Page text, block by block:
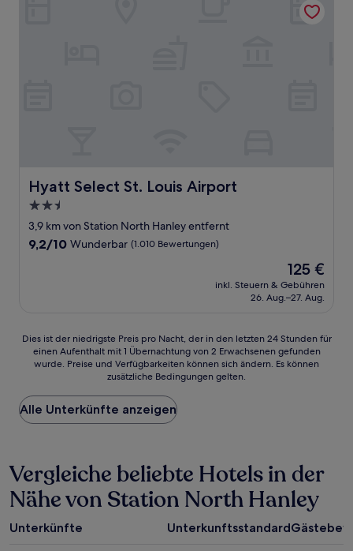
Hyatt Select St. Louis Airport
Hyatt Select St. Louis Airport
2.5-
Sterne-
Unterkunft
3,9 km von Station North Hanley entfernt
9.2
9,2/10 Wunderbar (1.010 Bewertungen)
Der
Preis
beträgt
125 €
inkl. Steuern & Gebühren
26. Aug.–27. Aug.
Dies
der
Preis
pro
Nacht,
den
letzten
24 Stunden
für
einen
Dies ist der niedrigste Preis pro Nacht, der in den letzten 24 Stunden für
einen Aufenthalt mit 1 Übernachtung von 2 Erwachsenen gefunden
wurde. Preise und Verfügbarkeiten können sich ändern. Es können
zusätzliche Bedingungen gelten.
Alle Unterkünfte anzeigen
Vergleiche beliebte Hotels in der
Nähe von Station North Hanley
Unterkünfte Unterkunftsstandard